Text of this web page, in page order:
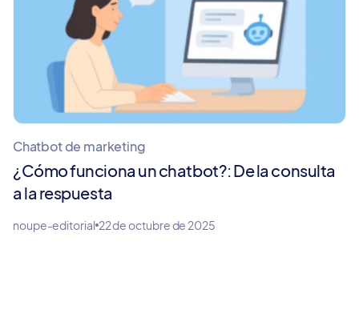
Chatbot de marketing
¿Cómo funciona un chatbot?: De la consulta
a la respuesta
noupe-editorial 22 de octubre de 2025